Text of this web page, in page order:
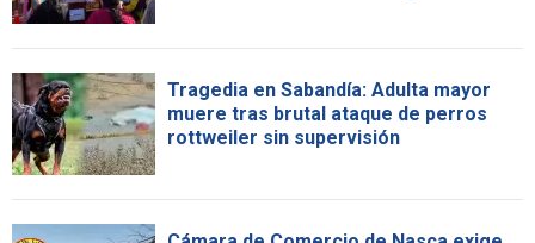
Tragedia en Sabandía: Adulta mayor
muere tras brutal ataque de perros
rottweiler sin supervisión